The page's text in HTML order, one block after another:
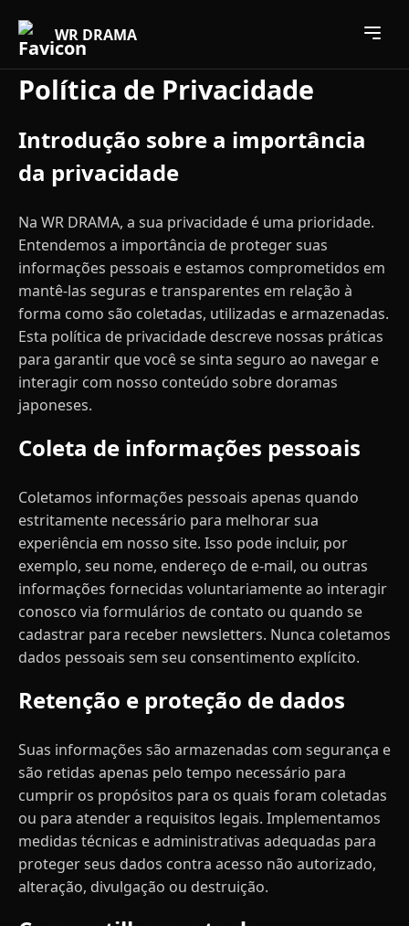
WR DRAMA Open
Política de Privacidade
Introdução sobre a importância
da privacidade
Na WR DRAMA, a sua privacidade é uma prioridade.
Entendemos a importância de proteger suas
informações pessoais e estamos comprometidos em
mantê-las seguras e transparentes em relação à
forma como são coletadas, utilizadas e armazenadas.
Esta política de privacidade descreve nossas práticas
para garantir que você se sinta seguro ao navegar e
interagir com nosso conteúdo sobre doramas
japoneses.
Coleta de informações pessoais
Coletamos informações pessoais apenas quando
estritamente necessário para melhorar sua
experiência em nosso site. Isso pode incluir, por
exemplo, seu nome, endereço de e-mail, ou outras
informações fornecidas voluntariamente ao interagir
conosco via formulários de contato ou quando se
cadastrar para receber newsletters. Nunca coletamos
dados pessoais sem seu consentimento explícito.
Retenção e proteção de dados
Suas informações são armazenadas com segurança e
são retidas apenas pelo tempo necessário para
cumprir os propósitos para os quais foram coletadas
ou para atender a requisitos legais. Implementamos
medidas técnicas e administrativas adequadas para
proteger seus dados contra acesso não autorizado,
alteração, divulgação ou destruição.